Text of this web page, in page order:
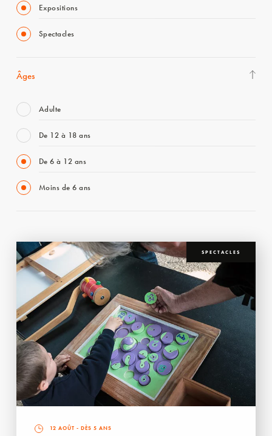
Expositions
Spectacles
Âges
Adulte
De 12 à 18 ans
De 6 à 12 ans
Moins de 6 ans
SPECTACLES
12 AOÛT - DÈS 5 ANS